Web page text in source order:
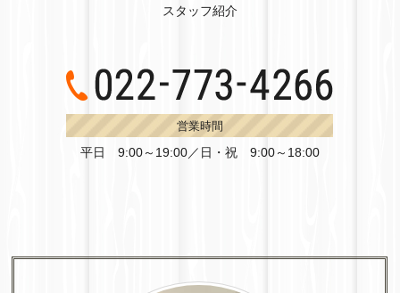
スタッフ紹介
営業時間
平日 9:00～19:00／日・祝 9:00～18:00